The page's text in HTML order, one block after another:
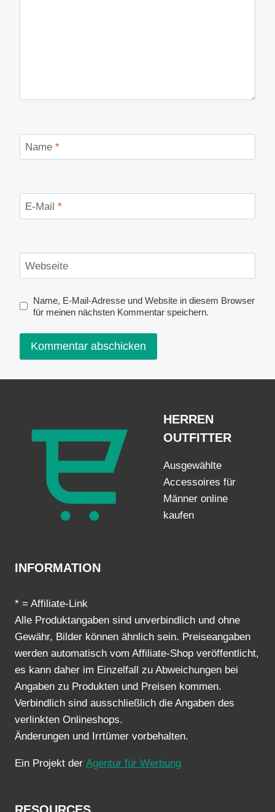
Name *
E-Mail *
Webseite
Name, E-Mail-Adresse und Website in diesem Browser
für meinen nächsten Kommentar speichern.
HERREN
OUTFITTER
Ausgewählte
Accessoires für
Männer online
kaufen
INFORMATION
* = Affiliate-Link
Alle Produktangaben sind unverbindlich und ohne
Gewähr, Bilder können ähnlich sein. Preiseangaben
werden automatisch vom Affiliate-Shop veröffentlicht,
es kann daher im Einzelfall zu Abweichungen bei
Angaben zu Produkten und Preisen kommen.
Verbindlich sind ausschließlich die Angaben des
verlinkten Onlineshops.
Änderungen und Irrtümer vorbehalten.
Ein Projekt der Agentur für Werbung
RESOURCES